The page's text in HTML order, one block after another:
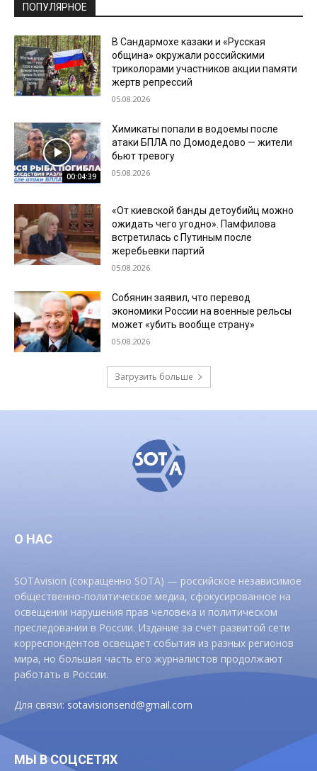
ПОПУЛЯРНОЕ
В Сандармохе казаки и «Русская
община» окружали российскими
триколорами участников акции памяти
жертв репрессий
05.08.2026
00:04:39
Химикаты попали в водоемы после
атаки БПЛА по Домодедово — жители
бьют тревогу
05.08.2026
«От киевской банды детоубийц можно
ожидать чего угодно». Памфилова
встретилась с Путиным после
жеребьевки партий
05.08.2026
Собянин заявил, что перевод
экономики России на военные рельсы
может «убить вообще страну»
05.08.2026
Загрузить больше
О НАС
SOTAvision (сокращенно SOTA) — российское независимое
общественно-политическое медиа, сфокусированное на
освещении нарушения прав человека и политическом
преследовании в России. Издание за счет развитой сети
корреспондентов освещает события из разных регионов
мира, но большая часть его журналистов продолжают
работать в России.
Для связи:sotavisionsend@gmail.com
МЫ В СОЦСЕТЯХ